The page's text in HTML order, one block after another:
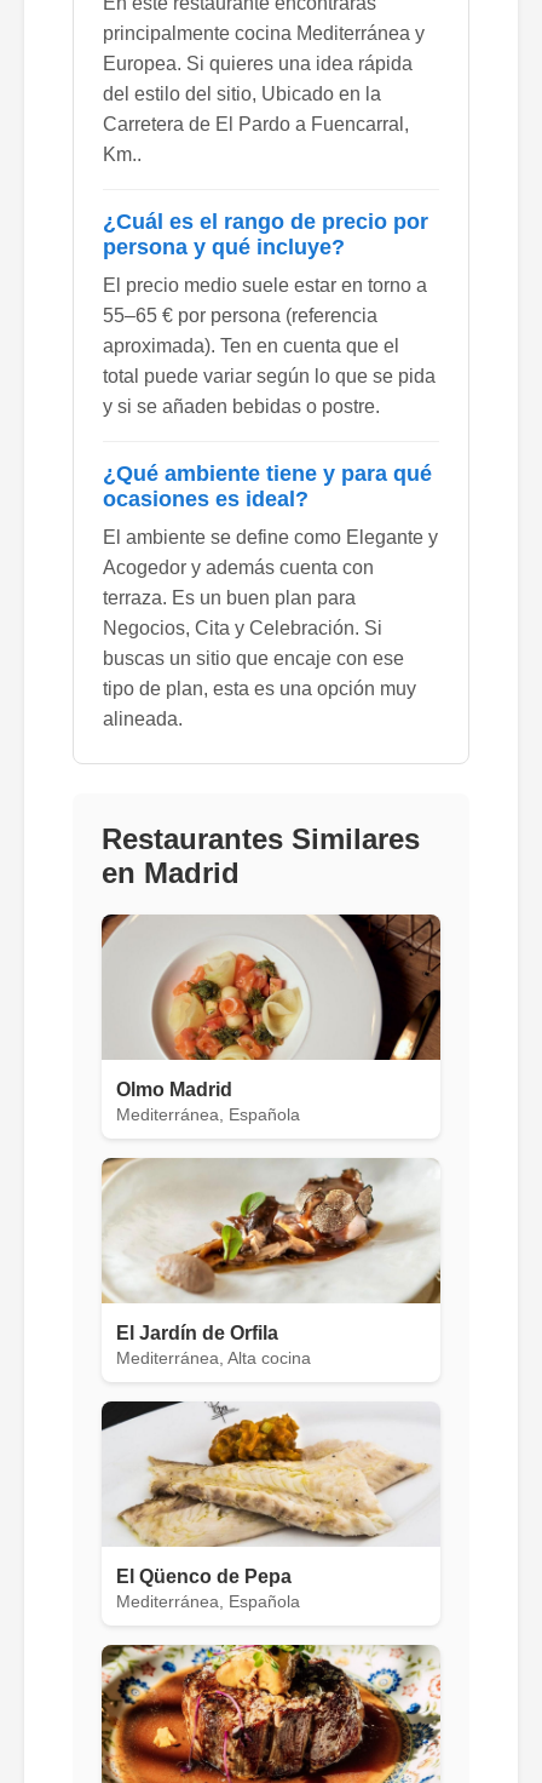
principalmente cocina Mediterránea y
Europea. Si quieres una idea rápida
del estilo del sitio, Ubicado en la
Carretera de El Pardo a Fuencarral,
Km..
¿Cuál es el rango de precio por
persona y qué incluye?
El precio medio suele estar en torno a
55–65 € por persona (referencia
aproximada). Ten en cuenta que el
total puede variar según lo que se pida
y si se añaden bebidas o postre.
¿Qué ambiente tiene y para qué
ocasiones es ideal?
El ambiente se define como Elegante y
Acogedor y además cuenta con
terraza. Es un buen plan para
Negocios, Cita y Celebración. Si
buscas un sitio que encaje con ese
tipo de plan, esta es una opción muy
alineada.
Restaurantes Similares
en Madrid
Olmo Madrid
Mediterránea, Española
El Jardín de Orfila
Mediterránea, Alta cocina
El Qüenco de Pepa
Mediterránea, Española